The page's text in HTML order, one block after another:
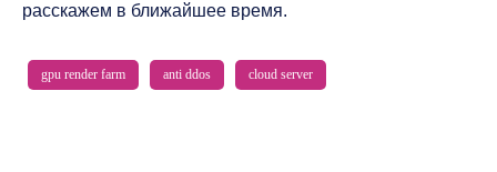
расскажем в ближайшее время.
gpu render farm anti ddos cloud server